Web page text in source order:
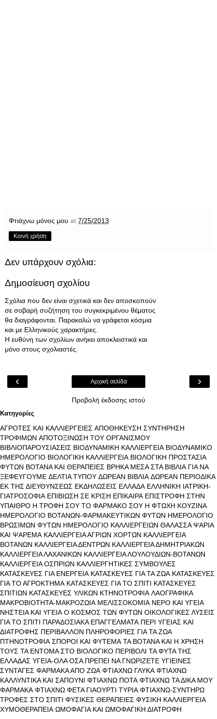
Φτιάχνω μόνος μου at 7/25/2013
Κοινή χρήση
Δεν υπάρχουν σχόλια:
Δημοσίευση σχολίου
Σχόλια που δεν είναι σχετικά και δεν αποσκοπούν
σε σοβαρή συζήτηση του συγκεκριμένου θέματος
θα διαγράφονται. Παρακαλώ να γράφεται κόσμια
και με Ελληνικούς χαρακτήρες.
Η ευθύνη των σχολίων ανήκει αποκλειστικά και
μόνο στους σχολιαστές.
‹ ›
Αρχική σελίδα
Προβολή έκδοσης ιστού
Κατηγορίες
ΑΓΡΟΤΕΣ ΚΑΙ ΚΑΛΛΙΕΡΓΕΙΕΣ ΑΠΟΘΗΚΕΥΣΗ ΣΥΝΤΗΡΗΣΗ
ΤΡΟΦΙΜΩΝ ΑΠΟΤΟΞΙΝΩΣΗ ΤΟΥ ΟΡΓΑΝΙΣΜΟΥ
ΒΙΒΛΙΟΠΑΡΟΥΣΙΑΣΕΙΣ ΒΙΟΔΥΝΑΜΙΚΗ ΚΑΛΛΙΕΡΓΕΙΑ ΒΙΟΔΥΝΑΜΙΚΟ
ΗΜΕΡΟΛΟΓΙΟ ΒΙΟΛΟΓΙΚΗ ΚΑΛΛΙΕΡΓΕΙΑ ΒΙΟΛΟΓΙΚΗ ΠΡΟΣΤΑΣΙΑ
ΦΥΤΩΝ ΒΟΤΑΝΑ ΚΑΙ ΘΕΡΑΠΕΙΕΣ ΒΡΗΚΑ ΜΕΣΑ ΣΤΑ ΒΙΒΛΙΑ ΓΙΑ ΝΑ
ΞΕΦΕΥΓΟΥΜΕ ΔΕΛΤΙΑ ΤΥΠΟΥ ΔΩΡΕΑΝ ΒΙΒΛΙΑ ΔΩΡΕΑΝ ΠΕΡΙΟΔΙΚΑ
ΕΚ ΤΗΣ ΔΙΕΥΘΥΝΣΕΩΣ ΕΚΔΗΛΩΣΕΙΣ ΕΛΛΑΔΑ ΕΛΛΗΝΙΚΗ ΙΑΤΡΙΚΗ-
ΓΙΑΤΡΟΣΟΦΙΑ ΕΠΙΒΙΩΣΗ ΣΕ ΚΡΙΣΗ ΕΠΙΚΑΙΡΑ ΕΠΙΣΤΡΟΦΗ ΣΤΗΝ
ΥΠΑΙΘΡΟ Η ΤΡΟΦΗ ΣΟΥ ΤΟ ΦΑΡΜΑΚΟ ΣΟΥ Η ΦΤΩΧΗ ΚΟΥΖΙΝΑ
ΗΜΕΡΟΛΟΓΙΟ ΒΟΤΑΝΩΝ-ΦΑΡΜΑΚΕΥΤΙΚΩΝ ΦΥΤΩΝ ΗΜΕΡΟΛΟΓΙΟ
ΒΡΩΣΙΜΩΝ ΦΥΤΩΝ ΗΜΕΡΟΛΟΓΙΟ ΚΑΛΛΙΕΡΓΕΙΩΝ ΘΑΛΑΣΣΑ ΨΑΡΙΑ
ΚΑΙ ΨΑΡΕΜΑ ΚΑΛΛΙΕΡΓΕΙΑ ΑΓΡΙΩΝ ΧΟΡΤΩΝ ΚΑΛΛΙΕΡΓΕΙΑ
ΒΟΤΑΝΩΝ ΚΑΛΛΙΕΡΓΕΙΑ ΔΕΝΤΡΩΝ ΚΑΛΛΙΕΡΓΕΙΑ ΔΗΜΗΤΡΙΑΚΩΝ
ΚΑΛΛΙΕΡΓΕΙΑ ΛΑΧΑΝΙΚΩΝ ΚΑΛΛΙΕΡΓΕΙΑ ΛΟΥΛΟΥΔΙΩΝ-ΒΟΤΑΝΩΝ
ΚΑΛΛΙΕΡΓΕΙΑ ΟΣΠΡΙΩΝ ΚΑΛΛΙΕΡΓΗΤΙΚΕΣ ΣΥΜΒΟΥΛΕΣ
ΚΑΤΑΣΚΕΥΕΣ ΓΙΑ ΕΝΕΡΓΕΙΑ ΚΑΤΑΣΚΕΥΕΣ ΓΙΑ ΤΑ ΖΩΑ ΚΑΤΑΣΚΕΥΕΣ
ΓΙΑ ΤΟ ΑΓΡΟΚΤΗΜΑ ΚΑΤΑΣΚΕΥΕΣ ΓΙΑ ΤΟ ΣΠΙΤΙ ΚΑΤΑΣΚΕΥΕΣ
ΣΠΙΤΙΩΝ ΚΑΤΑΣΚΕΥΕΣ ΥΛΙΚΩΝ ΚΤΗΝΟΤΡΟΦΙΑ ΛΑΟΓΡΑΦΙΚΑ
ΜΑΚΡΟΒΙΟΤΗΤΑ-ΜΑΚΡΟΖΩΙΑ ΜΕΛΙΣΣΟΚΟΜΙΑ ΝΕΡΟ ΚΑΙ ΥΓΕΙΑ
ΝΗΣΤΕΙΑ ΚΑΙ ΥΓΕΙΑ Ο ΚΟΣΜΟΣ ΤΩΝ ΦΥΤΩΝ ΟΙΚΟΛΟΓΙΚΕΣ ΛΥΣΕΙΣ
ΓΙΑ ΤΟ ΣΠΙΤΙ ΠΑΡΑΔΟΣΙΑΚΑ ΕΠΑΓΓΕΛΜΑΤΑ ΠΕΡΙ ΥΓΕΙΑΣ ΚΑΙ
ΔΙΑΤΡΟΦΗΣ ΠΕΡΙΒΑΛΛΟΝ ΠΛΗΡΟΦΟΡΙΕΣ ΓΙΑ ΤΑ ΖΩΑ
ΠΤΗΝΟΤΡΟΦΙΑ ΣΠΟΡΟΙ ΚΑΙ ΦΥΤΕΜΑ ΤΑ ΒΟΤΑΝΑ ΚΑΙ Η ΧΡΗΣΗ
ΤΟΥΣ ΤΑ ΕΝΤΟΜΑ ΣΤΟ ΒΙΟΛΟΓΙΚΟ ΠΕΡΙΒΟΛΙ ΤΑ ΦΥΤΑ ΤΗΣ
ΕΛΛΑΔΑΣ ΥΓΕΙΑ-ΟΛΑ ΟΣΑ ΠΡΕΠΕΙ ΝΑ ΓΝΩΡΙΖΕΤΕ ΥΓΙΕΙΝΕΣ
ΣΥΝΤΑΓΕΣ ΦΑΡΜΑΚΑ ΑΠΟ ΖΩΑ ΦΤΙΑΧΝΩ ΓΛΥΚΑ ΦΤΙΑΧΝΩ
ΚΑΛΛΥΝΤΙΚΑ ΚΑΙ ΣΑΠΟΥΝΙ ΦΤΙΑΧΝΩ ΠΟΤΑ ΦΤΙΑΧΝΩ ΤΑ ΔΙΚΑ ΜΟΥ
ΦΑΡΜΑΚΑ ΦΤΙΑΧΝΩ ΦΕΤΑ ΓΙΑΟΥΡΤΙ ΤΥΡΙΑ ΦΤΙΑΧΝΩ-ΣΥΝΤΗΡΩ
ΤΡΟΦΕΣ ΣΤΟ ΣΠΙΤΙ ΦΥΣΙΚΕΣ ΘΕΡΑΠΕΙΕΣ ΦΥΣΙΚΗ ΚΑΛΛΙΕΡΓΕΙΑ
ΧΥΜΟΘΕΡΑΠΕΙΑ ΩΜΟΦΑΓΙΑ ΚΑΙ ΩΜΟΦΑΓΙΚΗ ΔΙΑΤΡΟΦΗ